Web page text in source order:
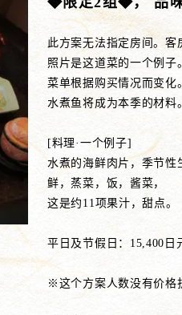
此方案无法指定房间。客
照片是这道菜的一个例子。
菜单根据购买情况而变化。
水煮鱼将成为本季的材料。
[料理·一个例子]
水煮的海鲜肉片，季节性
鲜，蒸菜，饭，酱菜，
这是约11项果汁，甜点。
平日及节假日：
※这个方案人数没有价格